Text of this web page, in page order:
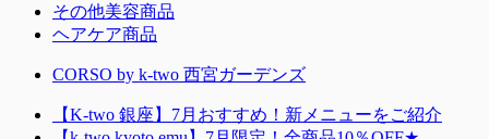
その他美容商品
ヘアケア商品
CORSO by k-two 西宮ガーデンズ
【K-two 銀座】7月おすすめ！新メニューをご紹介